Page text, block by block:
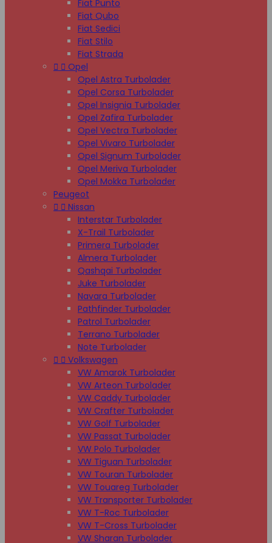
Fiat Punto
Fiat Qubo
Fiat Sedici
Fiat Stilo
Fiat Strada
  Opel
Opel Astra Turbolader
Opel Corsa Turbolader
Opel Insignia Turbolader
Opel Zafira Turbolader
Opel Vectra Turbolader
Opel Vivaro Turbolader
Opel Signum Turbolader
Opel Meriva Turbolader
Opel Mokka Turbolader
Peugeot
  Nissan
Interstar Turbolader
X-Trail Turbolader
Primera Turbolader
Almera Turbolader
Qashqai Turbolader
Juke Turbolader
Navara Turbolader
Pathfinder Turbolader
Patrol Turbolader
Terrano Turbolader
Note Turbolader
  Volkswagen
VW Amarok Turbolader
VW Arteon Turbolader
VW Caddy Turbolader
VW Crafter Turbolader
VW Golf Turbolader
VW Passat Turbolader
VW Polo Turbolader
VW Tiguan Turbolader
VW Touran Turbolader
VW Touareg Turbolader
VW Transporter Turbolader
VW T-Roc Turbolader
VW T-Cross Turbolader
VW Sharan Turbolader